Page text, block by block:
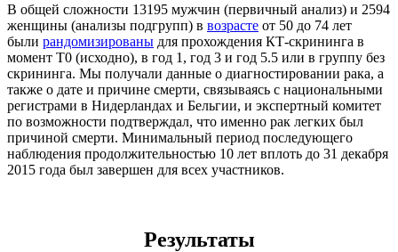
В общей сложности 13195 мужчин (первичный анализ) и 2594
женщины (анализы подгрупп) в возрасте от 50 до 74 лет
были рандомизированы для прохождения КТ-скрининга в
момент T0 (исходно), в год 1, год 3 и год 5.5 или в группу без
скрининга. Мы получали данные о диагностировании рака, а
также о дате и причине смерти, связываясь с национальными
регистрами в Нидерландах и Бельгии, и экспертный комитет
по возможности подтверждал, что именно рак легких был
причиной смерти. Минимальный период последующего
наблюдения продолжительностью 10 лет вплоть до 31 декабря
2015 года был завершен для всех участников.
Результаты